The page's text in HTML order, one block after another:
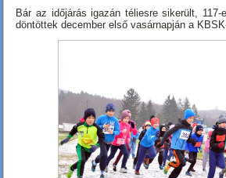
Bár az időjárás igazán téliesre sikerült,
döntöttek december első vasárnapján a